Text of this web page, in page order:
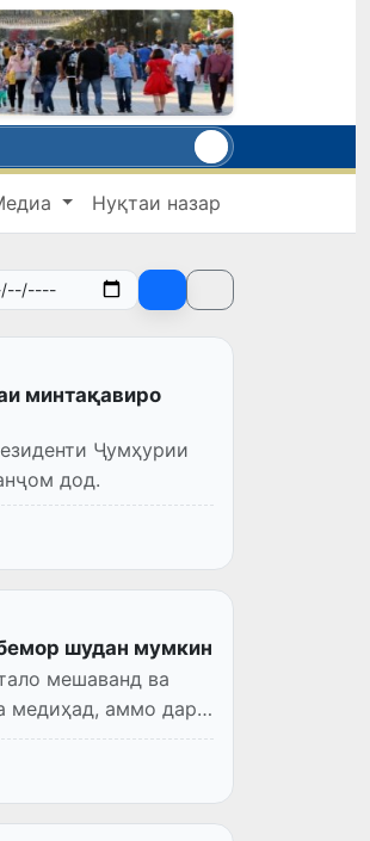
Нуқтаи назар
минтақавиро
Ҷумҳурии
дод.
шудан мумкин
мешаванд ва
медиҳад, аммо дар